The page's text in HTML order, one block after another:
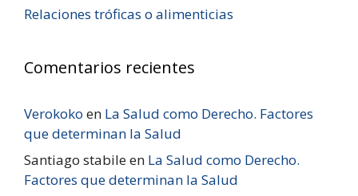
Relaciones tróficas o alimenticias
Comentarios recientes
Verokoko en La Salud como Derecho. Factores
que determinan la Salud
Santiago stabileen La Salud como Derecho.
Factores que determinan la Salud